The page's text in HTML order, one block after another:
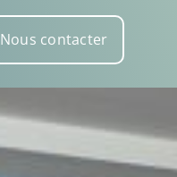
Nous contacter